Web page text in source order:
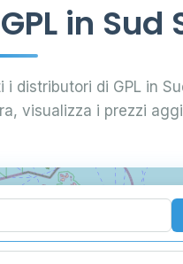
in Sud
distributori di GPL in
visualizza i prezzi
11
0.899 €